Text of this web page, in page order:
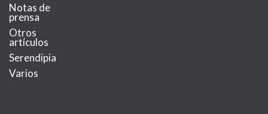
Notas de
prensa
Otros
artículos
Serendipia
Varios